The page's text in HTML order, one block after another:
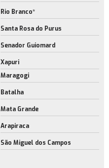
Rio Branco*
Santa Rosa do Purus
Senador Guiomard
Xapuri
Maragogi
Batalha
Mata Grande
Arapiraca
São Miguel dos Campos